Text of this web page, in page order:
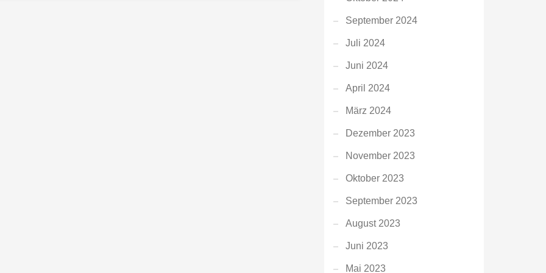
September 2024
Juli 2024
Juni 2024
April 2024
März 2024
Dezember 2023
November 2023
Oktober 2023
September 2023
August 2023
Juni 2023
Mai 2023